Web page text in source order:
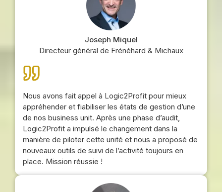
Joseph Miquel
Directeur général de Frénéhard & Michaux
Nous avons fait appel à Logic2Profit pour mieux
appréhender et fiabiliser les états de gestion d’une
de nos business unit. Après une phase d’audit,
Logic2Profit a impulsé le changement dans la
manière de piloter cette unité et nous a proposé de
nouveaux outils de suivi de l’activité toujours en
place. Mission réussie !